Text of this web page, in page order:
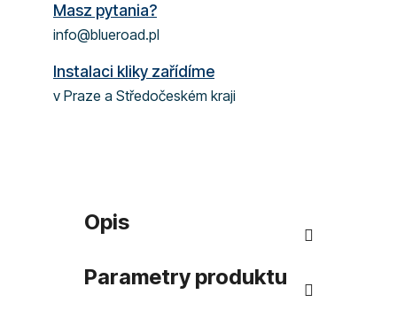
Masz pytania?
info@blueroad.pl
Instalaci kliky zařídíme
v Praze a Středočeském kraji
Opis
Parametry produktu